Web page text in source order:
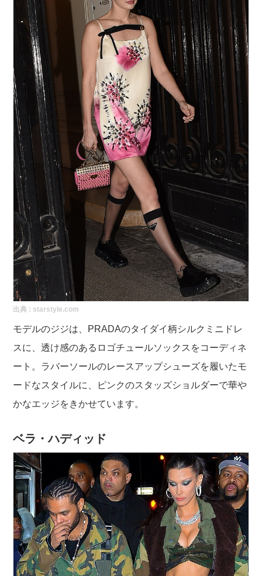
出典 : starstyle.com
モデルのジジは、PRADAのタイダイ柄シルクミニドレ
スに、透け感のあるロゴチュールソックスをコーディネ
ート。ラバーソールのレースアップシューズを履いたモ
ードなスタイルに、ピンクのスタッズショルダーで華や
かなエッジをきかせています。
ベラ・ハディッド